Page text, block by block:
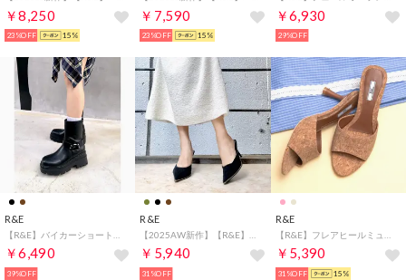
￥8,250
23%OFF 15%
￥7,590
23%OFF 15%
￥6,930
29%OFF
R&E
￥6,490
39%OFF
R&E
￥5,940
31%OFF
R&E
￥5,390
31%OFF 15%